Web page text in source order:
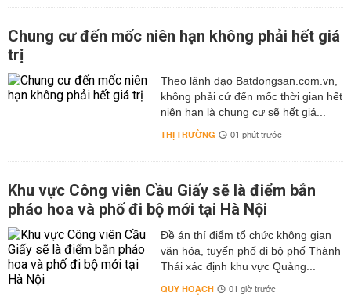
Chung cư đến mốc niên hạn không phải hết giá
trị
Theo lãnh đạo Batdongsan.com.vn,
không phải cứ đến mốc thời gian hết
niên hạn là chung cư sẽ hết giá...
THỊ TRƯỜNG 01 phút trước
Khu vực Công viên Cầu Giấy sẽ là điểm bắn
pháo hoa và phố đi bộ mới tại Hà Nội
Đề án thí điểm tổ chức không gian
văn hóa, tuyến phố đi bộ phố Thành
Thái xác định khu vực Quảng...
QUY HOẠCH 01 giờ trước